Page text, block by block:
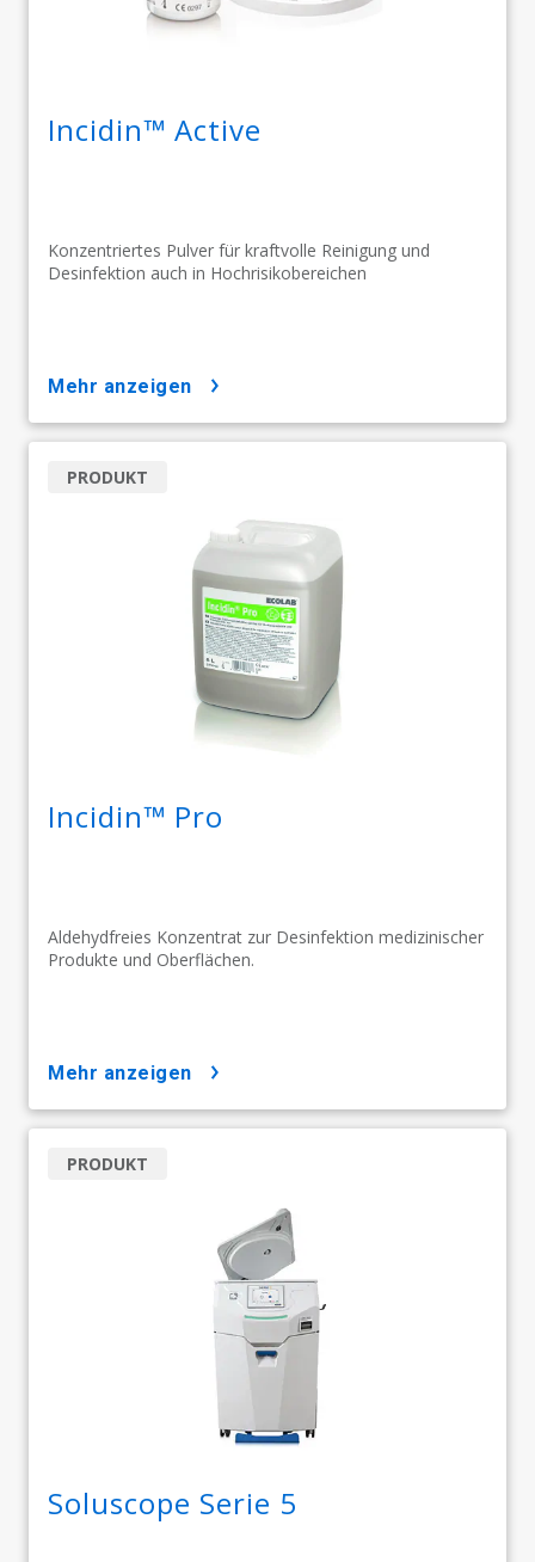
Incidin™ Active
Konzentriertes Pulver für kraftvolle Reinigung und
Desinfektion auch in Hochrisikobereichen
mehr anzeigen
Incidin™ Pro
Aldehydfreies Konzentrat zur Desinfektion medizinischer
Produkte und Oberflächen.
PRODUKT
mehr anzeigen
Soluscope Serie 5
PRODUKT